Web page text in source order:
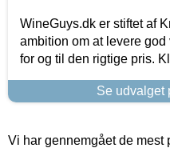
WineGuys.dk er stiftet af
ambition om at levere
for og til den rigtige pris.
Se udvalget
Vi har gennemgået de